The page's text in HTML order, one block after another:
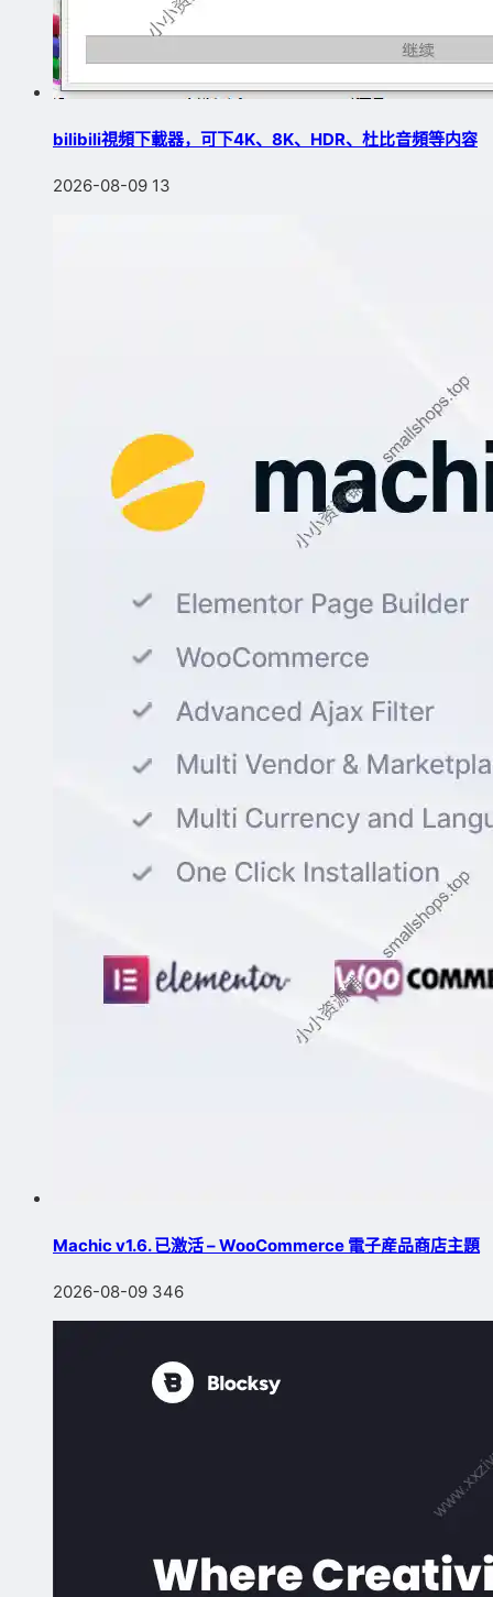
bilibili視頻下載器，可下4K、8K、HDR、杜比音頻等内容
2026-08-09 13
Machic v1.6. 已激活 – WooCommerce 電子産品商店主題
2026-08-09 346